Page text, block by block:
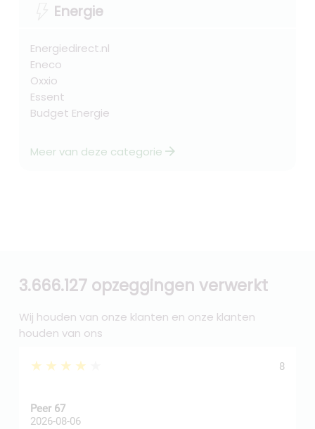
Energie
Energiedirect.nl
Eneco
Oxxio
Essent
Budget Energie
Meer van deze categorie arrow_forward
3.666.127 opzeggingen verwerkt
Wij houden van onze klanten en onze klanten
houden van ons
★★★★★ 8
Peer 67
2026-08-06